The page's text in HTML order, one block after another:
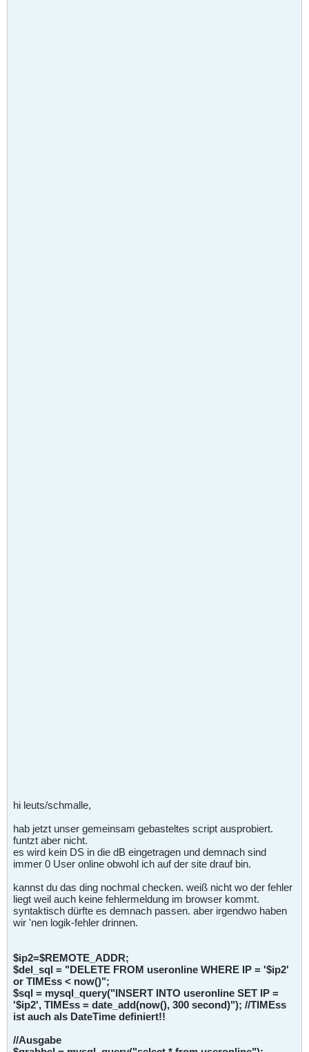
hi leuts/schmalle,
hab jetzt unser gemeinsam gebasteltes script ausprobiert.
funtzt aber nicht.
es wird kein DS in die dB eingetragen und demnach sind
immer 0 User online obwohl ich auf der site drauf bin.
kannst du das ding nochmal checken. weiß nicht wo der fehler
liegt weil auch keine fehlermeldung im browser kommt.
syntaktisch dürfte es demnach passen. aber irgendwo haben
wir 'nen logik-fehler drinnen.
$ip2=$REMOTE_ADDR;
$del_sql = "DELETE FROM useronline WHERE IP = '$ip2'
or TIMEss < now()";
$sql = mysql_query("INSERT INTO useronline SET IP =
'$ip2', TIMEss = date_add(now(), 300 second)"); //TIMEss
ist auch als DateTime definiert!!
//Ausgabe